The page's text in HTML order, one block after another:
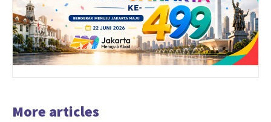
More articles